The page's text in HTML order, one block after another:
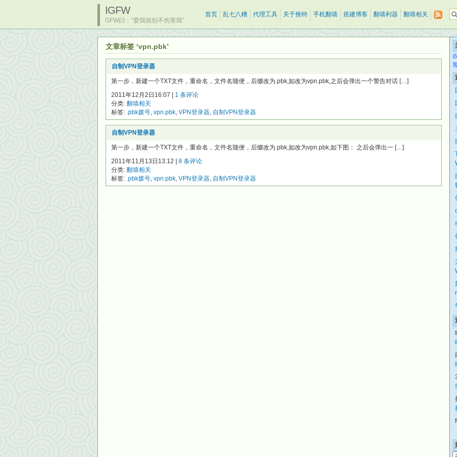
IGFW
GFW曰：“爱我就别不伤害我”
首页 乱七八糟 代理工具 关于推特 手机翻墙 搭建博客 翻墙利器 翻墙相关
文章标签 ‘vpn.pbk’
自制VPN登录器
第一步，新建一个TXT文件，重命名，文件名随便，后缀改为.pbk,如改为vpn.pbk,之后会弹出一个警告对话 […]
2011年12月2日16:07 | 1 条评论
分类: 翻墙相关
标签: .pbk拨号, vpn.pbk, VPN登录器, 自制VPN登录器
自制VPN登录器
第一步，新建一个TXT文件，重命名，文件名随便，后缀改为.pbk,如改为vpn.pbk,如下图： 之后会弹出一 […]
2011年11月13日13:12 | 8 条评论
分类: 翻墙相关
标签: .pbk拨号, vpn.pbk, VPN登录器, 自制VPN登录器